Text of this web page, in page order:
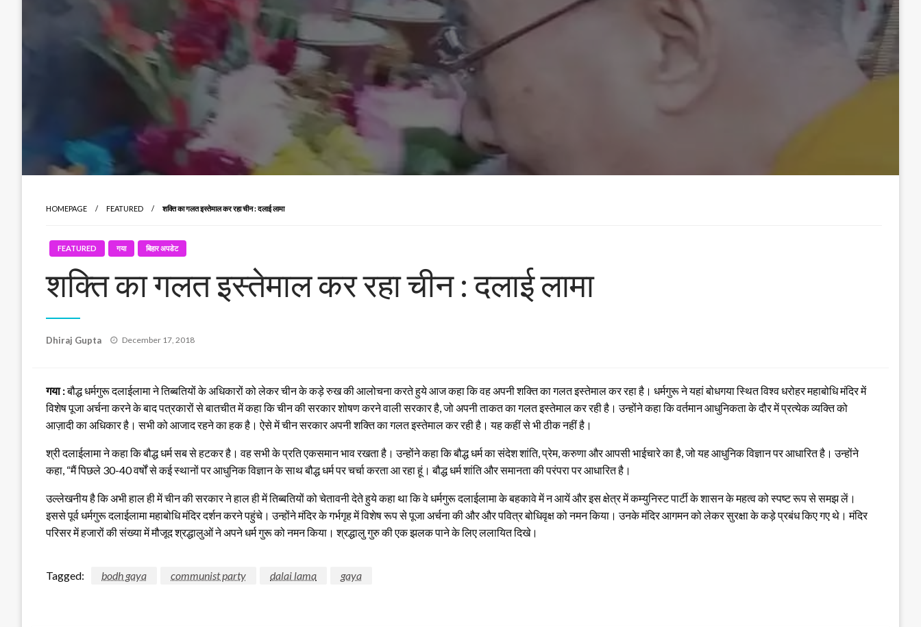
HOMEPAGE FEATURED शक्ति का गलत इस्तेमाल कर रहा चीन : दलाई लामा
FEATURED गया बिहार अपडेट
शक्ति का गलत इस्तेमाल कर रहा चीन : दलाई लामा
Dhiraj Gupta
Posted
December 17, 2018
गया :बौद्ध धर्मगुरू दलाईलामा ने तिब्बतियों के अधिकारों को लेकर चीन के कड़े रुख की आलोचना करते हुये आज कहा कि वह अपनी शक्ति का गलत इस्तेमाल कर रहा है। धर्मगुरू ने यहां बोधगया स्थित विश्व धरोहर महाबोधि मंदिर में
विशेष पूजा अर्चना करने के बाद पत्रकारों से बातचीत में कहा कि चीन की सरकार शोषण करने वाली सरकार है, जो अपनी ताकत का गलत इस्तेमाल कर रही है। उन्होंने कहा कि वर्तमान आधुनिकता के दौर में प्रत्येक व्यक्ति को
आज़ादी का अधिकार है। सभी को आजाद रहने का हक है। ऐसे में चीन सरकार अपनी शक्ति का गलत इस्तेमाल कर रही है। यह कहीं से भी ठीक नहीं है।
श्री दलाईलामा ने कहा कि बौद्ध धर्म सब से हटकर है। वह सभी के प्रति एकसमान भाव रखता है। उन्होंने कहा कि बौद्ध धर्म का संदेश शांति, प्रेम, करुणा और आपसी भाईचारे का है, जो यह आधुनिक विज्ञान पर आधारित है। उन्होंने
कहा, “मैं पिछले 30-40 वर्षों से कई स्थानों पर आधुनिक विज्ञान के साथ बौद्ध धर्म पर चर्चा करता आ रहा हूं। बौद्ध धर्म शांति और समानता की परंपरा पर आधारित है।
उल्लेखनीय है कि अभी हाल ही में चीन की सरकार ने हाल ही में तिब्बतियों को चेतावनी देते हुये कहा था कि वे धर्मगुरू दलाईलामा के बहकावे में न आयें और इस क्षेत्र में कम्युनिस्ट पार्टी के शासन के महत्व को स्पष्ट रूप से समझ लें।
इससे पूर्व धर्मगुरू दलाईलामा महाबोधि मंदिर दर्शन करने पहुंचे। उन्होंने मंदिर के गर्भगृह में विशेष रूप से पूजा अर्चना की और और पवित्र बोधिवृक्ष को नमन किया। उनके मंदिर आगमन को लेकर सुरक्षा के कड़े प्रबंध किए गए थे। मंदिर
परिसर में हजारों की संख्या में मौजूद श्रद्धालुओं ने अपने धर्म गुरू को नमन किया। श्रद्धालु गुरु की एक झलक पाने के लिए ललायित दिखे।
Tagged: bodh gaya communist party dalai lama gaya